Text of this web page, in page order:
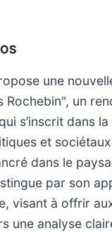
une
Rochebin", un
s’inscrit dans
et
dans le
par son
visant à offrir
une analyse